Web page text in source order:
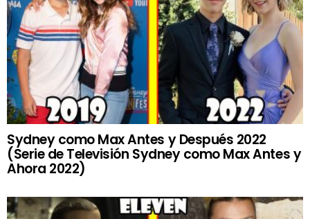
Sydney como Max Antes y Después 2022
(Serie de Televisión Sydney como Max Antes y
Ahora 2022)